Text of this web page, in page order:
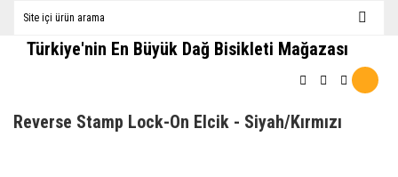
Türkiye'nin En Büyük Dağ Bisikleti Mağazası
Reverse Stamp Lock-On Elcik - Siyah/Kırmızı